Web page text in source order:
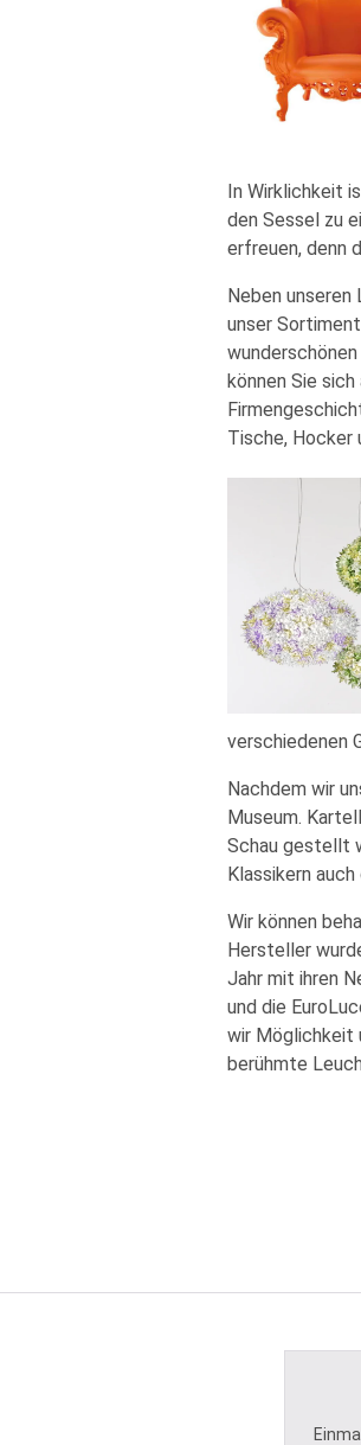
In Wirklichkeit
den Sessel zu
erfreuen, denn
Neben unseren
unser
können Sie
Tische, Hocker
verschiedenen
Nachdem wir
Museum.
Schau gestellt
Klassikern
Wir können
Hersteller
Jahr mit ihren
und die
wir Möglichkeit
berühmte